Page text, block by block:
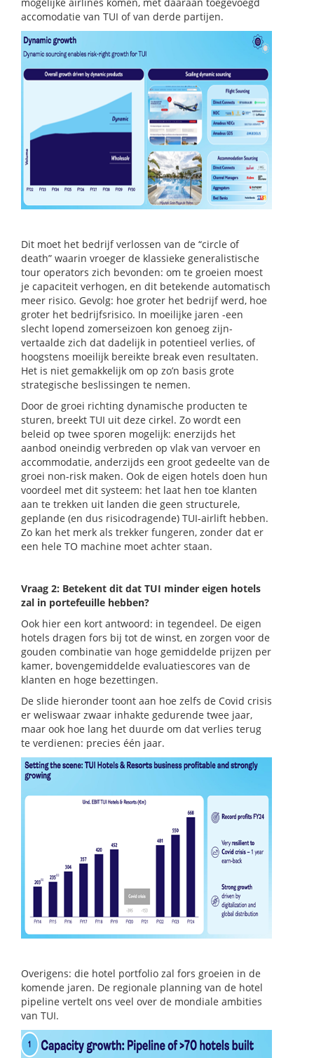
accomodatie van TUI of van derde partijen.
Dit moet het bedrijf verlossen van de “circle of
death” waarin vroeger de klassieke generalistische
tour operators zich bevonden: om te groeien moest
je capaciteit verhogen, en dit betekende automatisch
meer risico. Gevolg: hoe groter het bedrijf werd, hoe
groter het bedrijfsrisico. In moeilijke jaren -een
slecht lopend zomerseizoen kon genoeg zijn-
vertaalde zich dat dadelijk in potentieel verlies, of
hoogstens moeilijk bereikte break even resultaten.
Het is niet gemakkelijk om op zo’n basis grote
strategische beslissingen te nemen.
Door de groei richting dynamische producten te
sturen, breekt TUI uit deze cirkel. Zo wordt een
beleid op twee sporen mogelijk: enerzijds het
aanbod oneindig verbreden op vlak van vervoer en
accommodatie, anderzijds een groot gedeelte van de
groei non-risk maken. Ook de eigen hotels doen hun
voordeel met dit systeem: het laat hen toe klanten
aan te trekken uit landen die geen structurele,
geplande (en dus risicodragende) TUI-airlift hebben.
Zo kan het merk als trekker fungeren, zonder dat er
een hele TO machine moet achter staan.
Vraag 2: Betekent dit dat TUI minder eigen hotels
zal in portefeuille hebben?
Ook hier een kort antwoord: in tegendeel. De eigen
hotels dragen fors bij tot de winst, en zorgen voor de
gouden combinatie van hoge gemiddelde prijzen per
kamer, bovengemiddelde evaluatiescores van de
klanten en hoge bezettingen.
De slide hieronder toont aan hoe zelfs de Covid crisis
er weliswaar zwaar inhakte gedurende twee jaar,
maar ook hoe lang het duurde om dat verlies terug
te verdienen: precies één jaar.
Overigens: die hotel portfolio zal fors groeien in de
komende jaren. De regionale planning van de hotel
pipeline vertelt ons veel over de mondiale ambities
van TUI.